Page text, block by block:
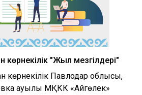
көрнекілік "Жыл мезгілдері"
көрнекілік Павлодар облысы,
ауылы МҚКК «Айгөлек»